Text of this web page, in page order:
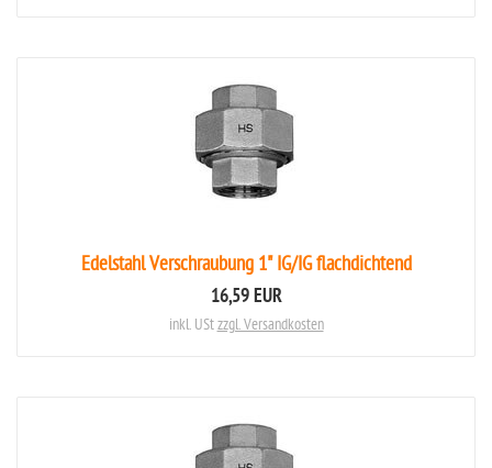
Edelstahl Verschraubung 1" IG/IG flachdichtend
16,59 EUR
inkl. UStzzgl. Versandkosten